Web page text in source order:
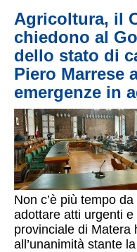
Agricoltura, il
chiedono al
dello stato di
Piero Marrese
emergenze in
Non c’è più tempo
adottare atti urgenti e
provinciale di Matera
all’unanimità stante